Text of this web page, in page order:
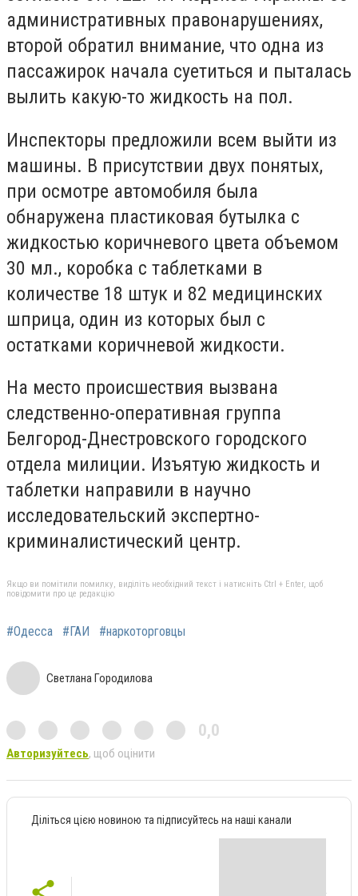
административных правонарушениях,
второй обратил внимание, что одна из
пассажирок начала суетиться и пыталась
вылить какую-то жидкость на пол.
Инспекторы предложили всем выйти из
машины. В присутствии двух понятых,
при осмотре автомобиля была
обнаружена пластиковая бутылка с
жидкостью коричневого цвета объемом
30 мл., коробка с таблетками в
количестве 18 штук и 82 медицинских
шприца, один из которых был с
остатками коричневой жидкости.
На место происшествия вызвана
следственно-оперативная группа
Белгород-Днестровского городского
отдела милиции. Изъятую жидкость и
таблетки направили в научно
исследовательский экспертно-
криминалистический центр.
Якщо ви помітили помилку, виділіть необхідний текст і натисніть Ctrl + Enter, щоб
повідомити про це редакцію
#Одесса #ГАИ #наркоторговцы
Светлана Городилова
0,0
Авторизуйтесь, щоб оцінити
Діліться цією новиною та підписуйтесь на наші канали